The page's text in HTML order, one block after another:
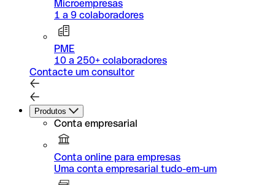
Microempresas
1 a 9 colaboradores
PME
10 a 250+ colaboradores
Contacte um consultor
Produtos
Conta empresarial
Conta online para empresas
Uma conta empresarial tudo-em-um